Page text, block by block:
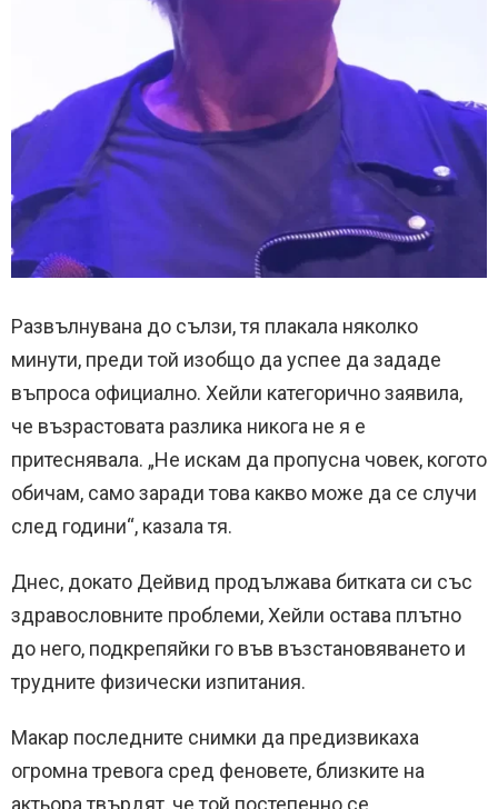
Развълнувана до сълзи, тя плакала няколко
минути, преди той изобщо да успее да зададе
въпроса официално. Хейли категорично заявила,
че възрастовата разлика никога не я е
притеснявала. „Не искам да пропусна човек, когото
обичам, само заради това какво може да се случи
след години“, казала тя.
Днес, докато Дейвид продължава битката си със
здравословните проблеми, Хейли остава плътно
до него, подкрепяйки го във възстановяването и
трудните физически изпитания.
Макар последните снимки да предизвикаха
огромна тревога сред феновете, близките на
актьора твърдят, че той постепенно се